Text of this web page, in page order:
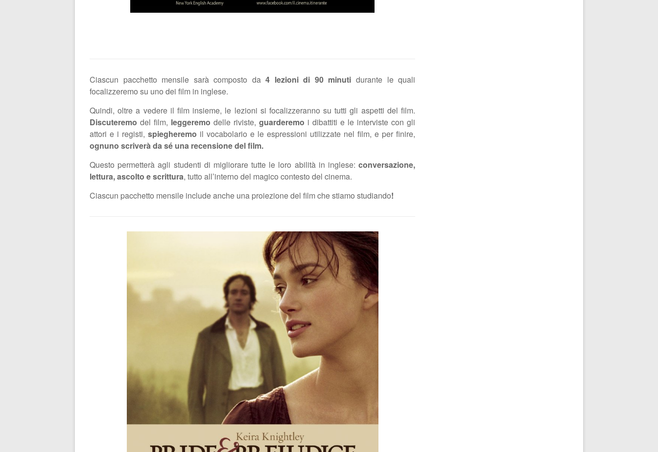
Ciascun pacchetto mensile sarà composto da4 lezioni di 90 minuti durante le quali
focalizzeremo su uno dei film in inglese.
Quindi, oltre a vedere il film insieme, le lezioni si focalizzeranno su tutti gli aspetti del film.
Discuteremo del film, leggeremo delle riviste,guarderemo i dibattiti e le interviste con gli
attori e i registi,spiegheremo il vocabolario e le espressioni utilizzate nel film, e per finire,
ognuno scriverà da sé una recensione del film.
Questo permetterà agli studenti di migliorare tutte le loro abilità in inglese:conversazione,
lettura, ascolto e scrittura, tutto all’interno del magico contesto del cinema.
Ciascun pacchetto mensile include anche una proiezione del film che stiamo studiando!